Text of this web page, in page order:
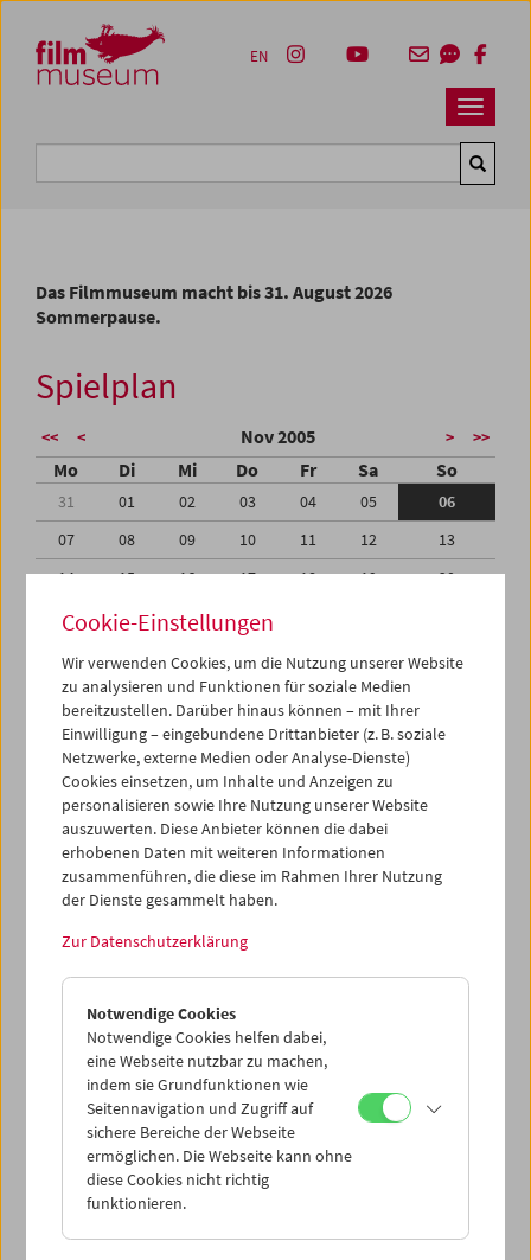
Zum Inhalt
Zum Hauptmenü
Zur Servicenavigation
Zum Suche
Navbar
EN
Das Filmmuseum macht bis 31. August 2026
Sommerpause.
Spielplan
<< < Nov 2005 > >>
Mo Di Mi Do Fr Sa So
31 01 02 03 04 05
06
07
08 09 10 11 12
13
14
15 16 17 18 19
20
21
22 23 24
28
30 02
04
05
06 07 08 09 10
iCalender
Programmheft-PDF
English language or subtitles
< Vorherige Woche
Mo 31.10.
Di 1.11.
Mi 2.11.
Do 3.11.
Cookie-Einstellungen
Wir verwenden Cookies, um die Nutzung unserer Website
zu analysieren und Funktionen für soziale Medien
bereitzustellen. Darüber hinaus können – mit Ihrer
Einwilligung – eingebundene Drittanbieter (z. B. soziale
Netzwerke, externe Medien oder Analyse-Dienste)
Cookies einsetzen, um Inhalte und Anzeigen zu
personalisieren sowie Ihre Nutzung unserer Website
auszuwerten. Diese Anbieter können die dabei
erhobenen Daten mit weiteren Informationen
zusammenführen, die diese im Rahmen Ihrer Nutzung
der Dienste gesammelt haben.
Zur Datenschutzerklärung
Notwendige Cookies
Notwendige Cookies helfen dabei,
eine Webseite nutzbar zu machen,
indem sie Grundfunktionen wie
Seitennavigation und Zugriff auf
sichere Bereiche der Webseite
ermöglichen. Die Webseite kann ohne
diese Cookies nicht richtig
funktionieren.